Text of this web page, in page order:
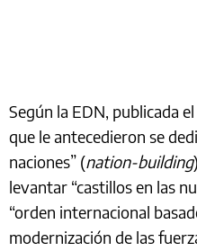
Según la EDN, publicada
que le antecedieron se
naciones” (nation-building
levantar “castillos en las
“orden internacional
modernización de las